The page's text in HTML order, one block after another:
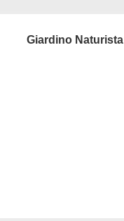
Giardino Naturista